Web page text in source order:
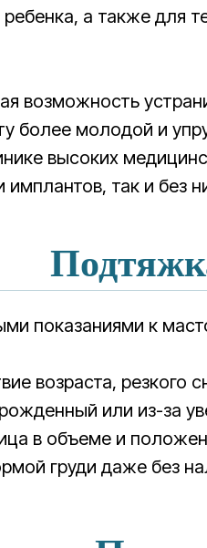
а также для
возможность
более молодой и
высоких
так и без
показаниями к
возраста, резкого
или из-за
в объеме и
груди даже без